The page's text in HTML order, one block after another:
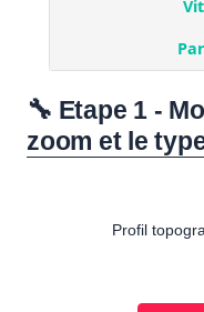
🔧 Etape 1 -
zoom et le
Profil